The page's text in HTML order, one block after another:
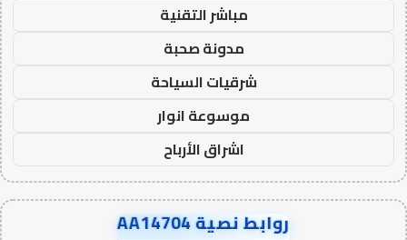
مباشر التقنية
مدونة صحبة
شرقيات السياحة
موسوعة انوار
اشراق الأرباح
روابط نصية AA14704